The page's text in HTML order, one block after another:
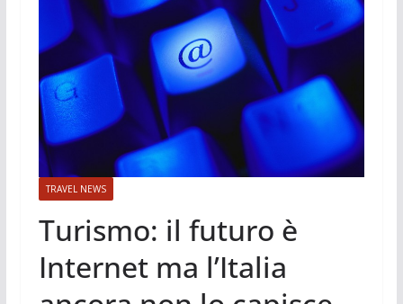
TRAVEL NEWS
Turismo: il futuro è
Internet ma l’Italia